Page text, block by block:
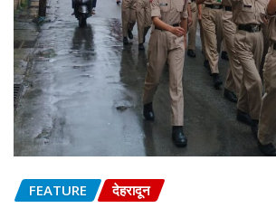
FEATURE देहरादून